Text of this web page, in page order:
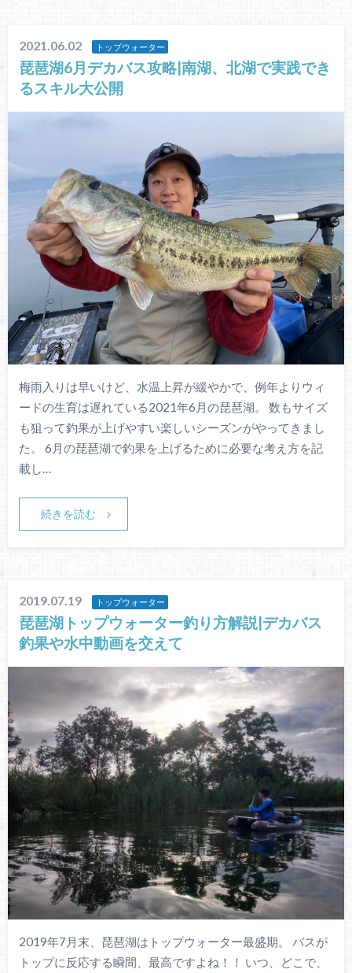
2021.06.02 トップウォーター
琵琶湖6月デカバス攻略|南湖、北湖で実践でき
るスキル大公開
梅雨入りは早いけど、水温上昇が緩やかで、例年よりウィ
ードの生育は遅れている2021年6月の琵琶湖。 数もサイズ
も狙って釣果が上げやすい楽しいシーズンがやってきまし
た。 6月の琵琶湖で釣果を上げるために必要な考え方を記
載し…
続きを読む
2019.07.19 トップウォーター
琵琶湖トップウォーター釣り方解説|デカバス
釣果や水中動画を交えて
2019年7月末、琵琶湖はトップウォーター最盛期。 バスが
トップに反応する瞬間、最高ですよね！！ いつ、どこで、